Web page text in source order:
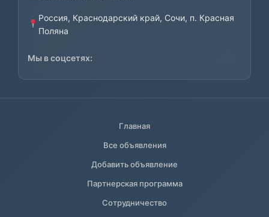
Россия, Краснодарский край, Сочи, п. Красная
Поляна
Мы в соцсетях:
Главная
Все объявления
Добавить объявление
Партнерская программа
Сотрудничество